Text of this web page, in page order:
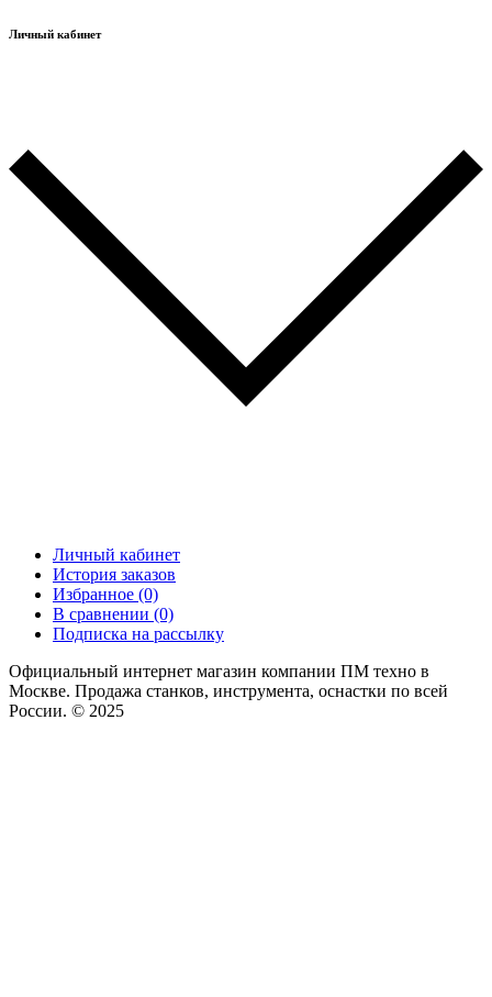
Личный кабинет
Личный кабинет
История заказов
Избранное (0)
В сравнении (0)
Подписка на рассылку
Официальный интернет магазин компании ПМ техно в
Москве. Продажа станков, инструмента, оснастки по всей
России. © 2025